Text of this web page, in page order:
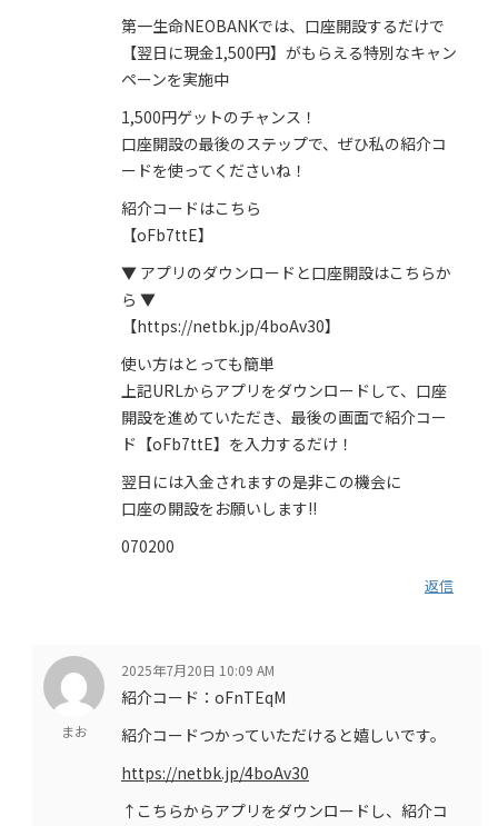
第一生命NEOBANKでは、口座開設するだけで
【翌日に現金1,500円】がもらえる特別なキャン
ペーンを実施中
1,500円ゲットのチャンス！
口座開設の最後のステップで、ぜひ私の紹介コ
ードを使ってくださいね！
紹介コードはこちら
【oFb7ttE】
▼ アプリのダウンロードと口座開設はこちらか
ら ▼
【https://netbk.jp/4boAv30】
使い方はとっても簡単
上記URLからアプリをダウンロードして、口座
開設を進めていただき、最後の画面で紹介コー
ド【oFb7ttE】を入力するだけ！
翌日には入金されますの是非この機会に
口座の開設をお願いします!!
070200
返信
まお
2025年7月20日 10:09 AM
紹介コード：oFnTEqM
紹介コードつかっていただけると嬉しいです。
https://netbk.jp/4boAv30
↑こちらからアプリをダウンロードし、紹介コ